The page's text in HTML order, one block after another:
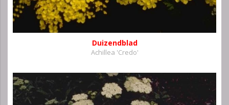
Duizendblad
Achillea 'Credo'